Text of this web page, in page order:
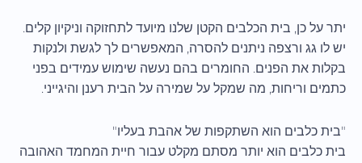
יתר על כן, בית הכלבים הקטן שלנו מיועד לתחזוקה וניקיון קלים.
יש לו גג ורצפה ניתנים להסרה, המאפשרים לך לגשת ולנקות
בקלות את הפנים. החומרים בהם נעשה שימוש עמידים בפני
כתמים וריחות, מה שמקל על שמירה על הבית רענן והיגייני.
"בית כלבים הוא השתקפות של אהבת בעליו"
בית כלבים הוא יותר מסתם מקלט עבור חיית המחמד האהובה